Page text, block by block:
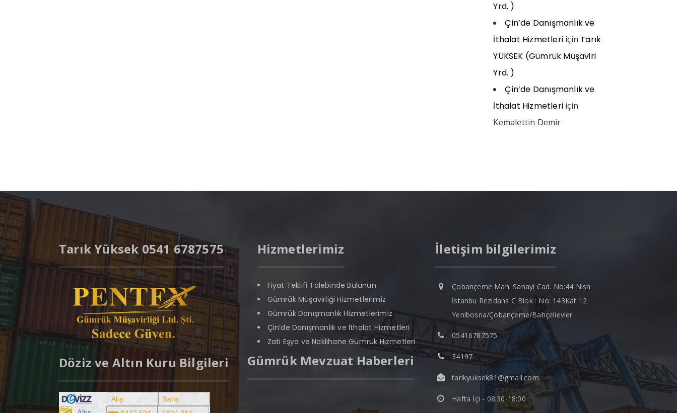
Yrd. )
Çin’de Danışmanlık ve
İthalat Hizmetleri için Tarık
YÜKSEK (Gümrük Müşaviri
Yrd. )
Çin’de Danışmanlık ve
İthalat Hizmetleri için
Kemalettin Demir
Tarık Yüksek 0541 6787575
Döziz ve Altın Kuru Bilgileri
Hizmetlerimiz
Fiyat Teklifi Talebinde Bulunun
Gümrük Müşavirliği Hizmetlerimiz
Gümrük Danışmanlık Hizmetlerimiz
Çin’de Danışmanlık ve İthalat Hizmetleri
Zati Eşya ve Naklihane Gümrük Hizmetleri
Gümrük Mevzuat Haberleri
İletişim bilgilerimiz
Çobançeme Mah. Sanayi Cad. No:44 Nish
İstanbu Rezidans C Blok : No: 143Kat 12
Yenibosna/Çobançeme/Bahçelievler
05416787575
34197
tarikyuksek81@gmail.com
Hafta İçi - 08:30-18:00